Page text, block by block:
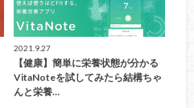
2021.9.27
【健康】簡単に栄養状態が分かる
VitaNoteを試してみたら結構ちゃ
んと栄養…